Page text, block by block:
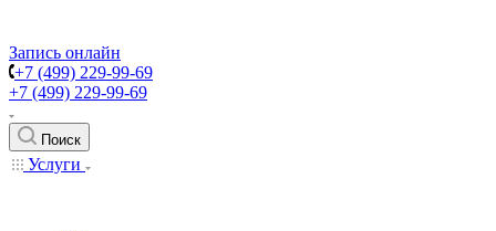
Запись онлайн
+7 (499) 229-99-69
+7 (499) 229-99-69
Поиск
Услуги